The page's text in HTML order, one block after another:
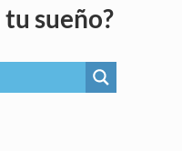
sueño?